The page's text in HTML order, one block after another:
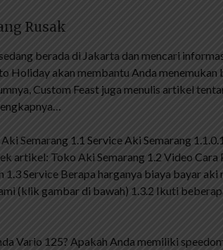
Rusak
berada di Jakarta dan mencari
Holiday akan membantu Anda menemukan
Custom Feast juga menulis artikel
Semarang 1.1 Service Aki Semarang
artikel: Toko Aki Semarang 1.2 Video
Service Berapa harganya biaya bayar aki
(klik gambar di bawah) 1.3.2 Ikuti
Vario 125? Apakah Anda memiliki